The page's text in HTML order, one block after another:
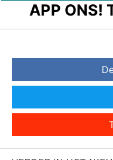
APP ONS!